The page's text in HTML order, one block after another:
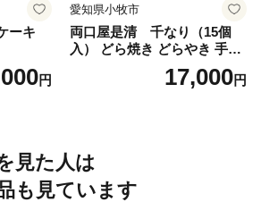
ーキ
円
愛知県小牧市
両口屋是清 千なり（15個
入） どら焼き どらやき 手土
産 お土産 土産 丹波大納言小
豆 抹茶 林檎 りんご 慶事 お
17,000円
見た人は
も見ています